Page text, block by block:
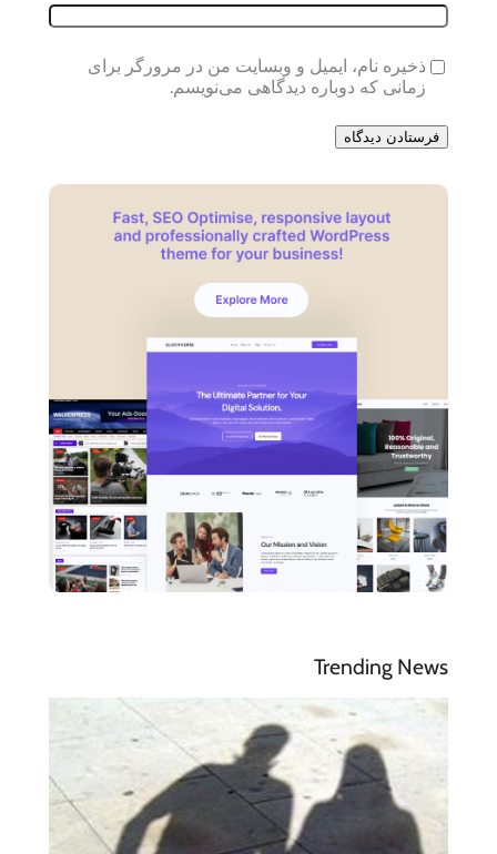
ذخیره نام، ایمیل و وبسایت من در مرورگر برای
زمانی که دوباره دیدگاهی می‌نویسم.
Trending News